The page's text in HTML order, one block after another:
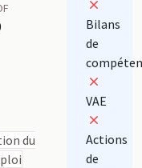
du
Bilans
de
VAE
Actions
de